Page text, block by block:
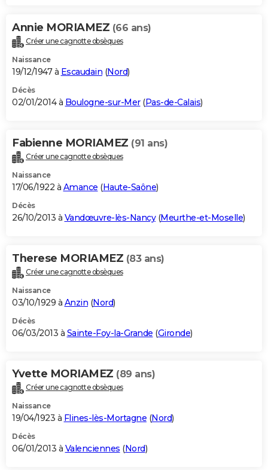
Annie MORIAMEZ (66 ans)
Créer une cagnotte obsèques
Naissance
19/12/1947 à Escaudain (Nord)
Décès
02/01/2014 à Boulogne-sur-Mer(Pas-de-Calais)
Fabienne MORIAMEZ (91 ans)
Créer une cagnotte obsèques
Naissance
17/06/1922 à Amance (Haute-Saône)
Décès
26/10/2013 à Vandœuvre-lès-Nancy(Meurthe-et-Moselle)
Therese MORIAMEZ (83 ans)
Créer une cagnotte obsèques
Naissance
03/10/1929 à Anzin (Nord)
Décès
06/03/2013 à Sainte-Foy-la-Grande (Gironde)
Yvette MORIAMEZ (89 ans)
Créer une cagnotte obsèques
Naissance
19/04/1923 à Flines-lès-Mortagne (Nord)
Décès
06/01/2013 à Valenciennes (Nord)